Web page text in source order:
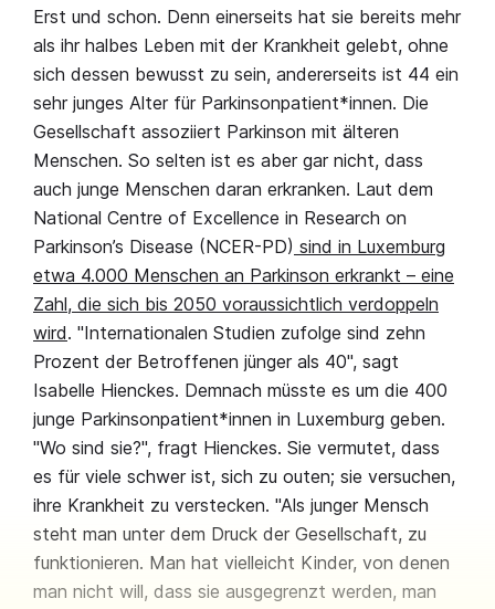
Erst und schon. Denn einerseits hat sie bereits mehr
als ihr halbes Leben mit der Krankheit gelebt, ohne
sich dessen bewusst zu sein, andererseits ist 44 ein
sehr junges Alter für Parkinsonpatient*innen. Die
Gesellschaft assoziiert Parkinson mit älteren
Menschen. So selten ist es aber gar nicht, dass
auch junge Menschen daran erkranken. Laut dem
National Centre of Excellence in Research on
Parkinson’s Disease (NCER-PD) sind in Luxemburg
etwa 4.000 Menschen an Parkinson erkrankt – eine
Zahl, die sich bis 2050 voraussichtlich verdoppeln
wird. "Internationalen Studien zufolge sind zehn
Prozent der Betroffenen jünger als 40", sagt
Isabelle Hienckes. Demnach müsste es um die 400
junge Parkinsonpatient*innen in Luxemburg geben.
"Wo sind sie?", fragt Hienckes. Sie vermutet, dass
es für viele schwer ist, sich zu outen; sie versuchen,
ihre Krankheit zu verstecken. "Als junger Mensch
steht man unter dem Druck der Gesellschaft, zu
funktionieren. Man hat vielleicht Kinder, von denen
man nicht will, dass sie ausgegrenzt werden, man